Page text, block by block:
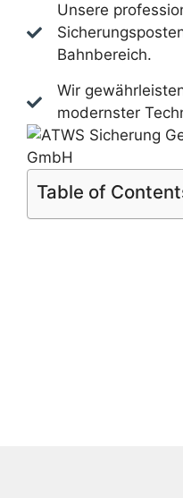
Unsere
Bahnbereich.
Wir
modernster
Table of